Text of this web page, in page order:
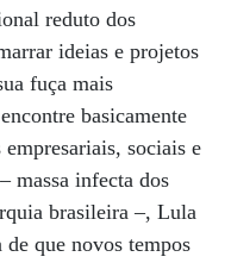
reduto dos
ideias e projetos
fuça mais
basicamente
sociais e
massa infecta dos
brasileira –, Lula
que novos tempos